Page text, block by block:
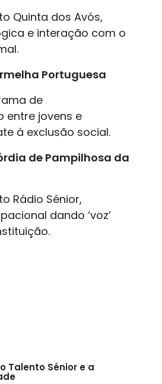
Quinta dos Avós,
e interação com o
Portuguesa
de
entre jovens e
à exclusão social.
de Pampilhosa da
Rádio Sénior,
dando ‘voz’
Talento Sénior e a